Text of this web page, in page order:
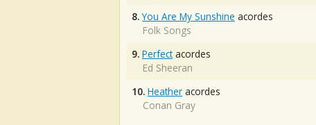
8. You Are My Sunshine acordes
Folk Songs
9. Perfectacordes
Ed Sheeran
10. Heather acordes
Conan Gray